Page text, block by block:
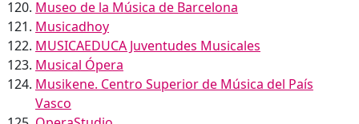
Museo de la Música de Barcelona
Musicadhoy
MUSICAEDUCA Juventudes Musicales
Musical Ópera
Musikene. Centro Superior de Música del País
Vasco